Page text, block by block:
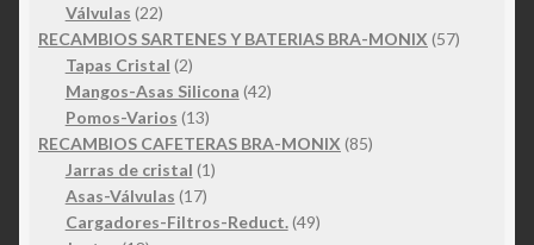
Válvulas 2222
productos
RECAMBIOS SARTENES Y BATERIAS BRA-MONIX 5757
Tapas Cristal 22
productos
Mangos-Asas Silicona 4242
Pomos-Varios 1313
productos
RECAMBIOS CAFETERAS BRA-MONIX 8585
Jarras de cristal 11
Asas-Válvulas 1717
productos
Cargadores-Filtros-Reduct. 4949